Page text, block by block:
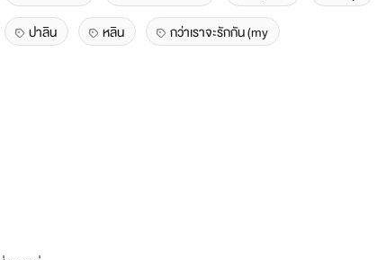
ปาลิน
หลิน กว่าเราจะรักกัน (my